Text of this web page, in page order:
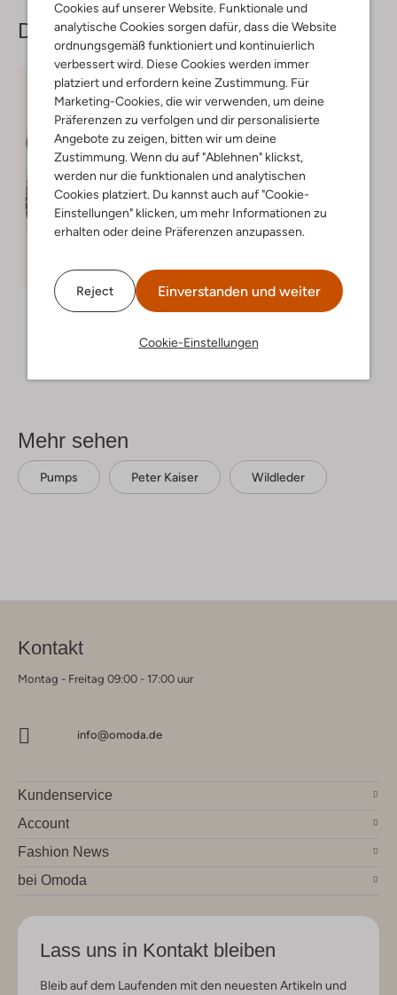
Cookies auf unserer Website. Funktionale und
analytische Cookies sorgen dafür, dass die Website
ordnungsgemäß funktioniert und kontinuierlich
verbessert wird. Diese Cookies werden immer
platziert und erfordern keine Zustimmung. Für
Marketing-Cookies, die wir verwenden, um deine
Präferenzen zu verfolgen und dir personalisierte
Angebote zu zeigen, bitten wir um deine
Zustimmung. Wenn du auf "Ablehnen" klickst,
werden nur die funktionalen und analytischen
Cookies platziert. Du kannst auch auf "Cookie-
Einstellungen" klicken, um mehr Informationen zu
erhalten oder deine Präferenzen anzupassen.
Reject Einverstanden und weiter
Cookie-Einstellungen
Das könnte dir auch gefallen
-50%
Peter Kaiser
Clutch
Mehr sehen
Pumps Peter Kaiser Wildleder
Kontakt
Montag - Freitag 09:00 - 17:00 uur
info@omoda.de
Kundenservice
Account
Fashion News
bei Omoda
Lass uns in Kontakt bleiben
Bleib auf dem Laufenden mit den neuesten Artikeln und